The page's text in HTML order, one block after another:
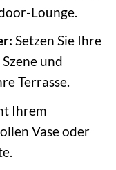
Lounge.
Setzen Sie Ihre
und
Terrasse.
Ihrem
Vase oder